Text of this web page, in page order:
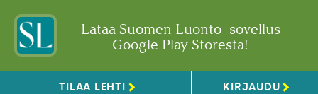
Lataa Suomen Luonto -sovellus
Google Play Storesta!
TILAA LEHTI KIRJAUDU